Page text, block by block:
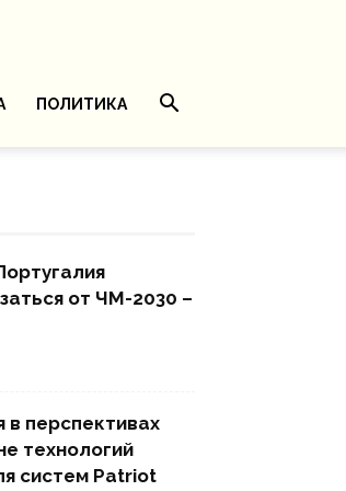
ПОЛИТИКА
от ЧМ-2030 –
в перспективах
технологий
систем Patriot